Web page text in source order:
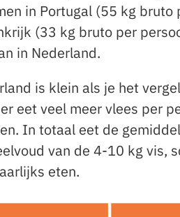
in Portugal (55 kg
(33 kg bruto per
in Nederland.
is klein als je het
eet veel meer vlees per
In totaal eet de
van de 4-10 kg vis,
eten.